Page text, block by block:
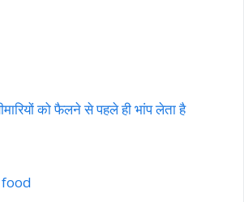
को फैलने से पहले ही भांप लेता है